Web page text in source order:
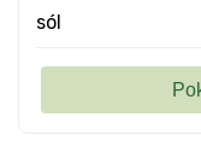
sól